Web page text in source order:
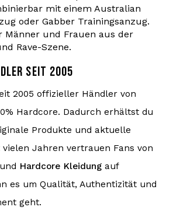
mit einem Australian
oder Gabber Trainingsanzug.
Männer und Frauen aus der
Rave-Szene.
SEIT 2005
2005 offizieller Händler von
Hardcore. Dadurch erhältst du
Produkte und aktuelle
vielen Jahren vertrauen Fans von
und Hardcore Kleidung auf
es um Qualität, Authentizität und
geht.